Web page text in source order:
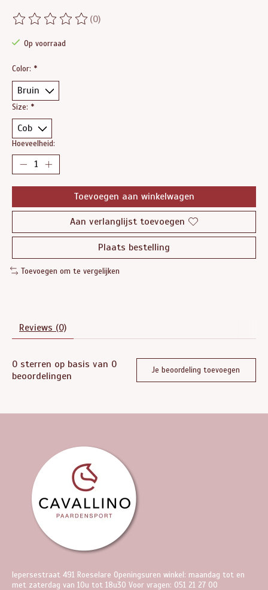
De beoordeling van dit product is
(0)
Op voorraad
Color: *
Size: *
Hoeveelheid:
Toevoegen aan winkelwagen
Aan verlanglijst toevoegen
Plaats bestelling
Toevoegen om te vergelijken
Reviews (0)
0 sterren op basis van 0
beoordelingen
Je beoordeling toevoegen
Iepersestraat 491 Roeselare Openingsuren winkel: maandag tot en
met zaterdag van 10u tot 18u30 Voor vragen: 051 21 27 00